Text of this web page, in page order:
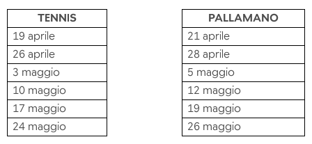
TENNIS
PALLAMANO
19 aprile
21 aprile
26 aprile
28 aprile
3 maggio
5 maggio
10 maggio
12 maggio
17 maggio
19 maggio
24 maggio
26 maggio